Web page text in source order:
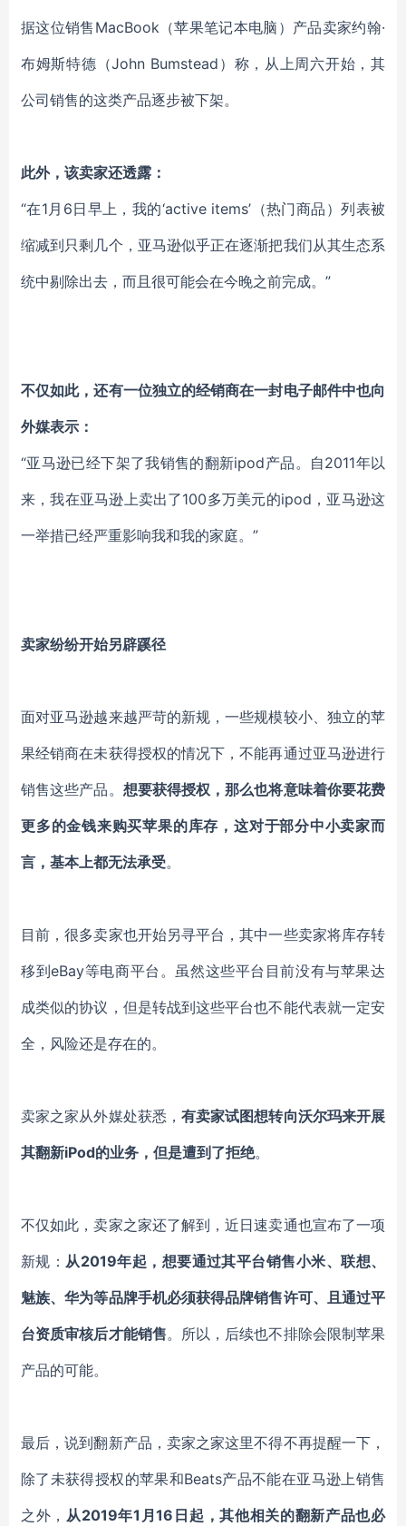
据这位销售MacBook（苹果笔记本电脑）产品卖家约翰·
布姆斯特德（John Bumstead）称，从上周六开始，其
公司销售的这类产品逐步被下架。
此外，该卖家还透露：
“在1月6日早上，我的‘active items’（热门商品）列表被
缩减到只剩几个，亚马逊似乎正在逐渐把我们从其生态系
统中剔除出去，而且很可能会在今晚之前完成。”
不仅如此，还有一位独立的经销商在一封电子邮件中也向
外媒表示：
“亚马逊已经下架了我销售的翻新ipod产品。自2011年以
来，我在亚马逊上卖出了100多万美元的ipod，亚马逊这
一举措已经严重影响我和我的家庭。”
卖家纷纷开始另辟蹊径
面对亚马逊越来越严苛的新规，一些规模较小、独立的苹
果经销商在未获得授权的情况下，不能再通过亚马逊进行
销售这些产品。 想要获得授权，那么也将意味着你要花费
更多的金钱来购买苹果的库存，这对于部分中小卖家而
言，基本上都无法承受。
目前，很多卖家也开始另寻平台，其中一些卖家将库存转
移到eBay等电商平台。虽然这些平台目前没有与苹果达
成类似的协议，但是转战到这些平台也不能代表就一定安
全，风险还是存在的。
卖家之家从外媒处获悉， 有卖家试图想转向沃尔玛来开展
其翻新iPod的业务，但是遭到了拒绝。
不仅如此，卖家之家还了解到，近日速卖通也宣布了一项
新规： 从2019年起，想要通过其平台销售小米、联想、
魅族、华为等品牌手机必须获得品牌销售许可、且通过平
台资质审核后才能销售。所以，后续也不排除会限制苹果
产品的可能。
最后，说到翻新产品，卖家之家这里不得不再提醒一下，
除了未获得授权的苹果和Beats产品不能在亚马逊上销售
之外， 从2019年1月16日起，其他相关的翻新产品也必